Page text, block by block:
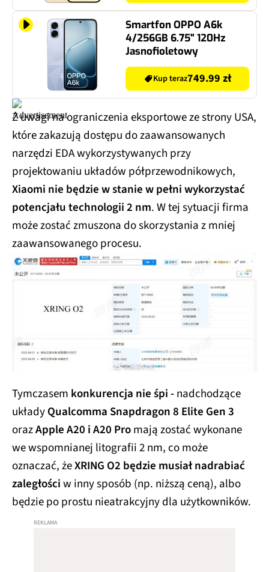
Smartfon OPPO A6k
4/256GB 6.75" 120Hz
Jasnofioletowy
Kup teraz749.99 zł
Z uwagi na ograniczenia eksportowe ze strony USA,
które zakazują dostępu do zaawansowanych
narzędzi EDA wykorzystywanych przy
projektowaniu układów półprzewodnikowych,
Xiaomi nie będzie w stanie w pełni wykorzystać
potencjału technologii 2 nm. W tej sytuacji firma
może zostać zmuszona do skorzystania z mniej
zaawansowanego procesu.
Tymczasem konkurencja nie śpi -nadchodzące
układyQualcomma Snapdragon 8 Elite Gen 3
orazApple A20 i A20 Promają zostać wykonane
we wspomnianej litografii 2 nm, co może
oznaczać, żeXRING O2 będzie musiał nadrabiać
zaległościw inny sposób (np. niższą ceną), albo
będzie po prostu nieatrakcyjny dla użytkowników.